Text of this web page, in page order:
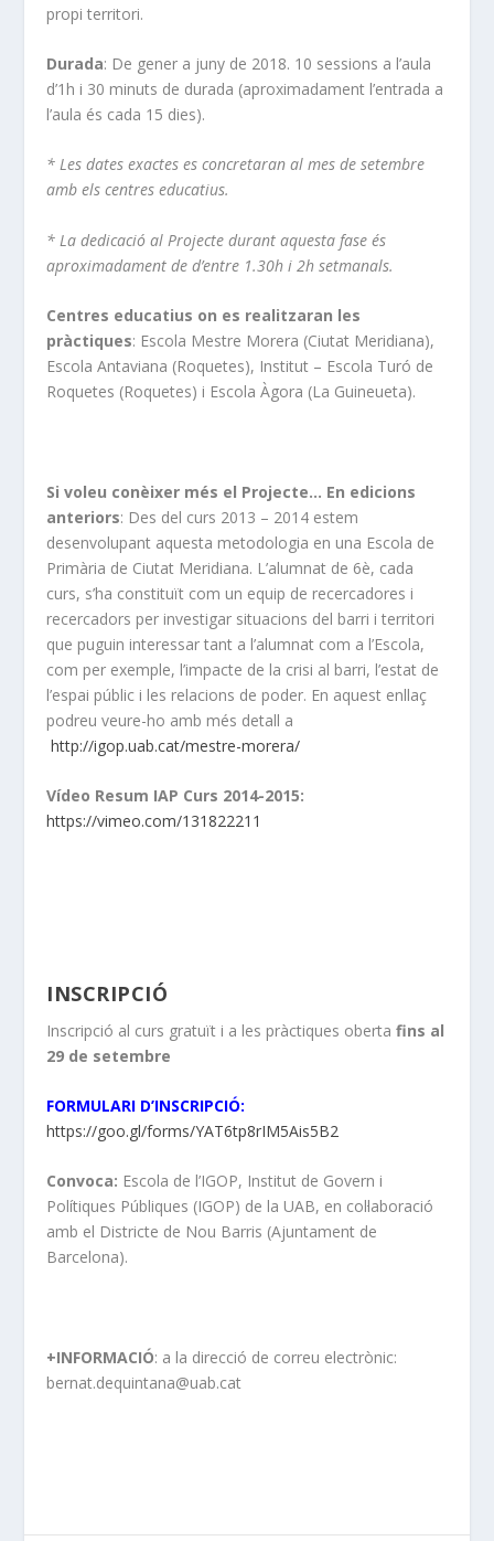
propi territori.
Durada: De gener a juny de 2018. 10 sessions a l’aula
d’1h i 30 minuts de durada (aproximadament l’entrada a
l’aula és cada 15 dies).
* Les dates exactes es concretaran al mes de setembre
amb els centres educatius.
* La dedicació al Projecte durant aquesta fase és
aproximadament de d’entre 1.30h i 2h setmanals.
Centres educatius on es realitzaran les
pràctiques: Escola Mestre Morera (Ciutat Meridiana),
Escola Antaviana (Roquetes), Institut – Escola Turó de
Roquetes (Roquetes) i Escola Àgora (La Guineueta).
Si voleu conèixer més el Projecte… En edicions
anteriors: Des del curs 2013 – 2014 estem
desenvolupant aquesta metodologia en una Escola de
Primària de Ciutat Meridiana. L’alumnat de 6è, cada
curs, s’ha constituït com un equip de recercadores i
recercadors per investigar situacions del barri i territori
que puguin interessar tant a l’alumnat com a l’Escola,
com per exemple, l’impacte de la crisi al barri, l’estat de
l’espai públic i les relacions de poder. En aquest enllaç
podreu veure-ho amb més detall a
http://igop.uab.cat/mestre-morera/
Vídeo Resum IAP Curs 2014-2015:
https://vimeo.com/131822211
INSCRIPCIÓ
Inscripció al curs gratuït i a les pràctiques obertafins al
29 de setembre
FORMULARI D’INSCRIPCIÓ:
https://goo.gl/forms/YAT6tp8rIM5Ais5B2
Convoca: Escola de l’IGOP, Institut de Govern i
Polítiques Públiques (IGOP) de la UAB, en col·laboració
amb el Districte de Nou Barris (Ajuntament de
Barcelona).
+INFORMACIÓ: a la direcció de correu electrònic:
bernat.dequintana@uab.cat